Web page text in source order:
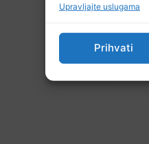
Upravljajte uslugama
Prihvati